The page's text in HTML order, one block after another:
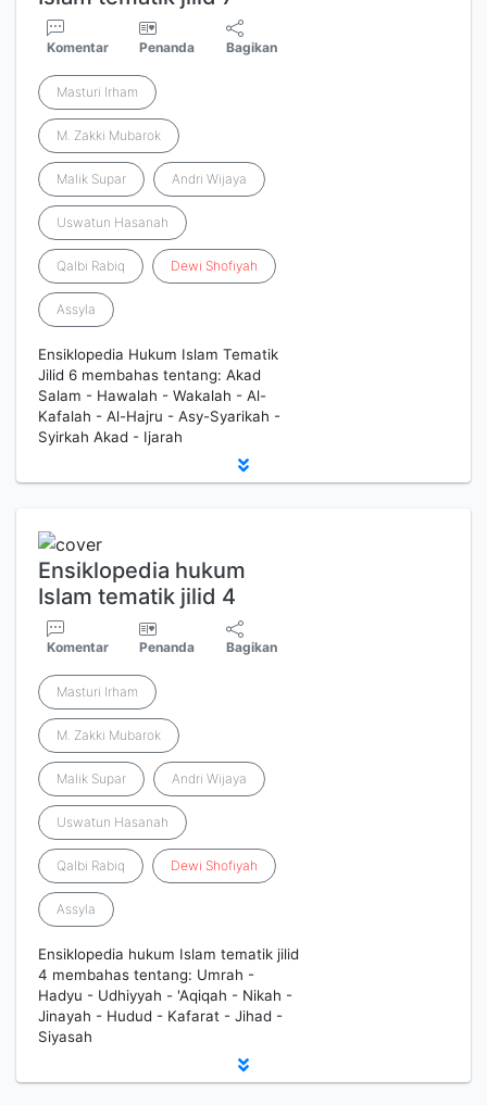
Komentar Penanda Bagikan
Masturi Irham
M. Zakki Mubarok
Malik Supar Andri Wijaya
Uswatun Hasanah
Qalbi Rabiq Dewi Shofiyah
Assyla
Ensiklopedia Hukum Islam Tematik
Jilid 6 membahas tentang: Akad
Salam - Hawalah - Wakalah - Al-
Kafalah - Al-Hajru - Asy-Syarikah -
Syirkah Akad - Ijarah
Ensiklopedia hukum
Islam tematik jilid 4
Komentar Penanda Bagikan
Masturi Irham
M. Zakki Mubarok
Malik Supar Andri Wijaya
Uswatun Hasanah
Qalbi Rabiq Dewi Shofiyah
Assyla
Ensiklopedia hukum Islam tematik jilid
4 membahas tentang: Umrah -
Hadyu - Udhiyyah - 'Aqiqah - Nikah -
Jinayah - Hudud - Kafarat - Jihad -
Siyasah